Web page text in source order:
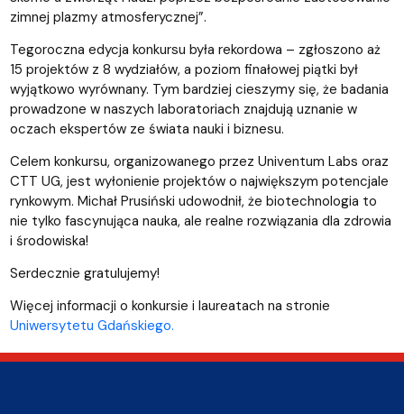
zimnej plazmy atmosferycznej”.
Tegoroczna edycja konkursu była rekordowa – zgłoszono aż
15 projektów z 8 wydziałów, a poziom finałowej piątki był
wyjątkowo wyrównany. Tym bardziej cieszymy się, że badania
prowadzone w naszych laboratoriach znajdują uznanie w
oczach ekspertów ze świata nauki i biznesu.
Celem konkursu, organizowanego przez Univentum Labs oraz
CTT UG, jest wyłonienie projektów o największym potencjale
rynkowym. Michał Prusiński udowodnił, że biotechnologia to
nie tylko fascynująca nauka, ale realne rozwiązania dla zdrowia
i środowiska!
Serdecznie gratulujemy!
Więcej informacji o konkursie i laureatach na stronie
Uniwersytetu Gdańskiego.